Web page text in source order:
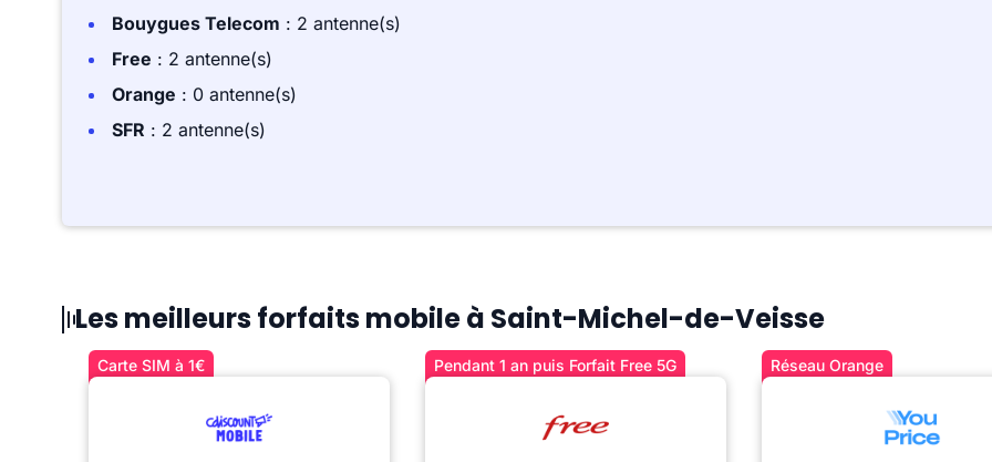
Bouygues Telecom : 2 antenne(s)
Free : 2 antenne(s)
Orange : 0 antenne(s)
SFR : 2 antenne(s)
Les meilleurs forfaits mobile à Saint-Michel-de-Veisse
Carte SIM à 1€ Pendant 1 an puis Forfait Free 5G Réseau Orange